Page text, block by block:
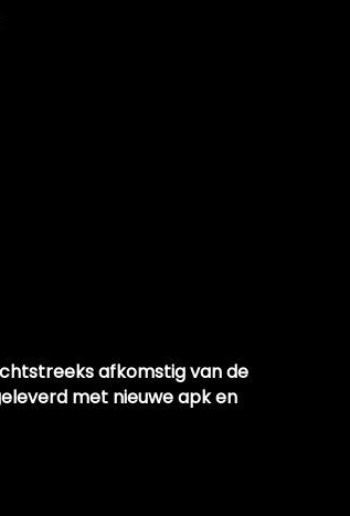
afkomstig van de
met nieuwe apk en